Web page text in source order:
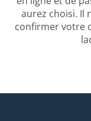
aurez choisi. Il
confirmer votre